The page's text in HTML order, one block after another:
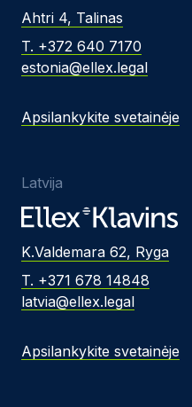
Ahtri 4, Talinas
T. +372 640 7170
estonia@ellex.legal
Apsilankykite svetainėje
Latvija
K.Valdemara 62, Ryga
T. +371 678 14848
latvia@ellex.legal
Apsilankykite svetainėje